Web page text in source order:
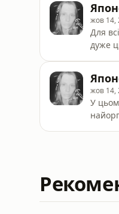
жов 14,
Для всіх
дуже
жов 14,
У